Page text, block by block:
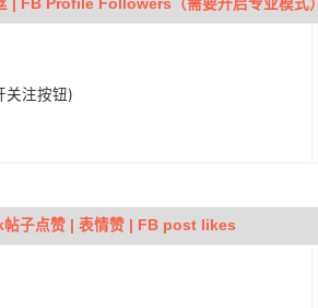
| FB Profile Followers（需要开启专业模式）
关注按钮)
帖子点赞 | 表情赞 | FB post likes